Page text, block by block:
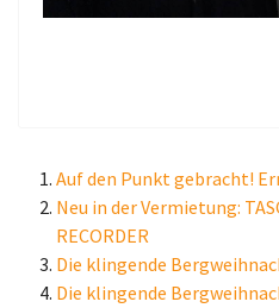
Auf den Punkt gebracht!
Neu in der Vermietung:
RECORDER
Die klingende
Die klingende